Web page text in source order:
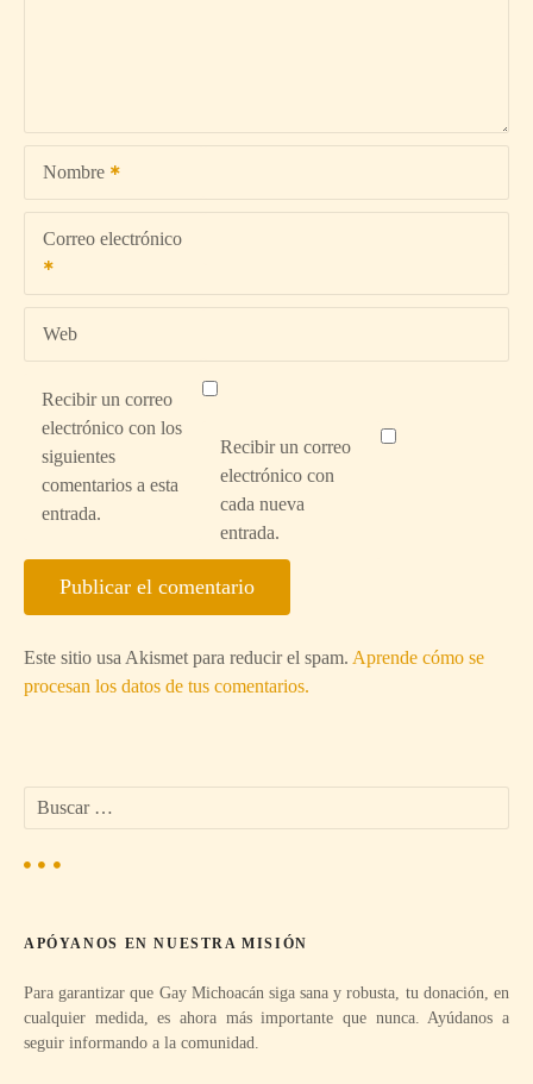
Nombre
Correo electrónico
Web
Recibir un correo
electrónico con los
siguientes
comentarios a esta
entrada.
Recibir un correo
electrónico con
cada nueva
entrada.
Este sitio usa Akismet para reducir el spam. Aprende cómo se
procesan los datos de tus comentarios.
c
:APÓYANOS EN NUESTRA MISIÓN
Para garantizar que Gay Michoacán siga sana y robusta, tu donación, en
cualquier medida, es ahora más importante que nunca. Ayúdanos a
seguir informando a la comunidad.